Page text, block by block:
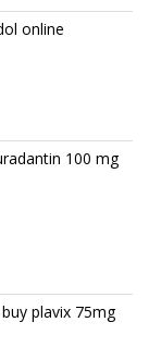
online
100 mg
buy plavix 75mg